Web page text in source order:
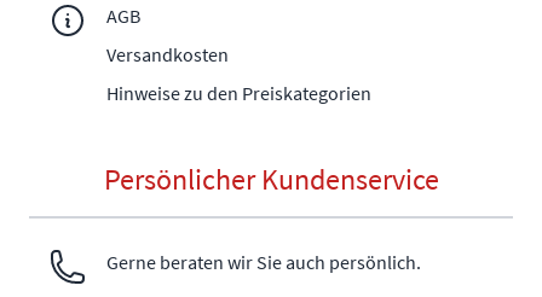
AGB
Versandkosten
Hinweise zu den Preiskategorien
Persönlicher Kundenservice
Gerne beraten wir Sie auch persönlich.